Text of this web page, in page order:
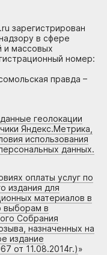
зарегистрирован
в сфере
и массовых
номер:
правда –
геолокации
Яндекс.Метрика,
использования
данных.
оплаты услуг по
издания для
материалов в
выборам в
Собрания
назначенных на
издание
от 11.08.2014г.)»